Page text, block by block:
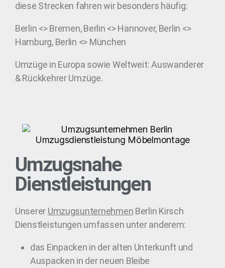
diese Strecken fahren wir besonders häufig:
Berlin <> Bremen, Berlin <> Hannover, Berlin <>
Hamburg, Berlin <> München
Umzüge in Europa sowie Weltweit: Auswanderer
& Rückkehrer Umzüge.
Umzugsnahe
Dienstleistungen
Unserer Umzugsunternehmen Berlin Kirsch
Dienstleistungen umfassen unter anderem:
das Einpacken in der alten Unterkunft und
Auspacken in der neuen Bleibe